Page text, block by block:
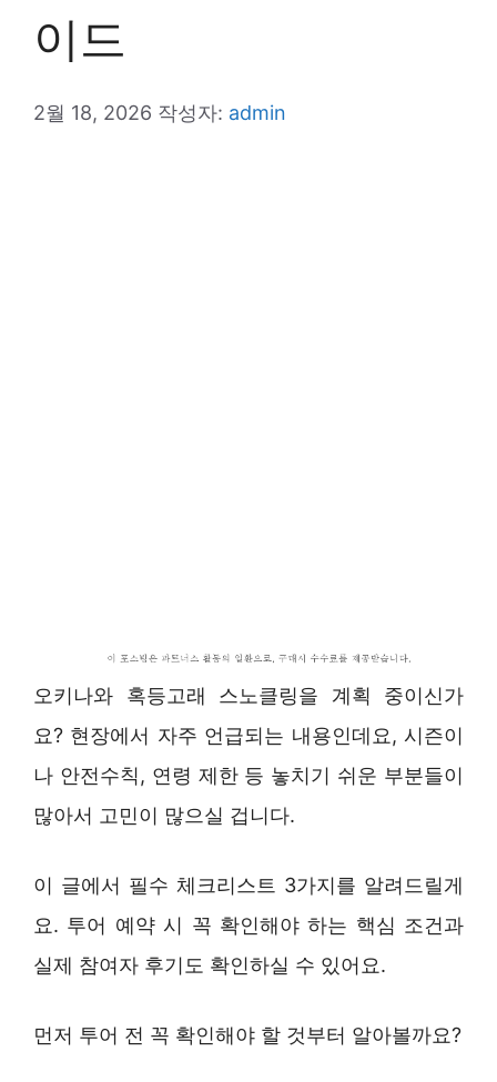
이드
2월 18, 2026 작성자: admin
오키나와 혹등고래 스노클링을 계획 중이신가
요? 현장에서 자주 언급되는 내용인데요, 시즌이
나 안전수칙, 연령 제한 등 놓치기 쉬운 부분들이
많아서 고민이 많으실 겁니다.
이 글에서 필수 체크리스트 3가지를 알려드릴게
요. 투어 예약 시 꼭 확인해야 하는 핵심 조건과
실제 참여자 후기도 확인하실 수 있어요.
먼저 투어 전 꼭 확인해야 할 것부터 알아볼까요?